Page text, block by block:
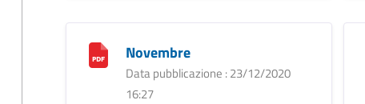
Novembre
Data pubblicazione : 23/12/2020
16:27